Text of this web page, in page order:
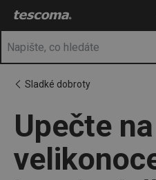
Nacházíte se na stráncePřejít na
Přejít na
Přejít
Sladké dobroty
Upečte na